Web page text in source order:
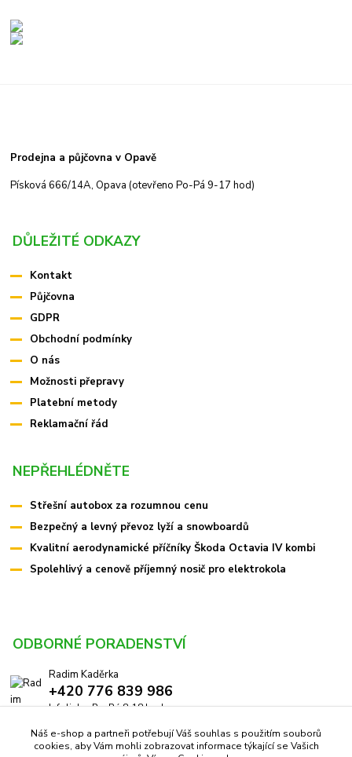
Prodejna a půjčovna v Opavě
Písková 666/14A, Opava (otevřeno Po-Pá 9-17 hod)
DŮLEŽITÉ ODKAZY
Kontakt
Půjčovna
GDPR
Obchodní podmínky
O nás
Možnosti přepravy
Platební metody
Reklamační řád
NEPŘEHLÉDNĚTE
Střešní autobox za rozumnou cenu
Bezpečný a levný převoz lyží a snowboardů
Kvalitní aerodynamické příčníky Škoda Octavia IV kombi
Spolehlivý a cenově příjemný nosič pro elektrokola
ODBORNÉ PORADENSTVÍ
Radim Kaděrka
+420 776 839 986
Infolinka: Po-Pá 8-18 hod.
info@pricniky.cz
Náš e-shop a partneři potřebují Váš souhlas s použitím souborů
cookies, aby Vám mohli zobrazovat informace týkající se Vašich